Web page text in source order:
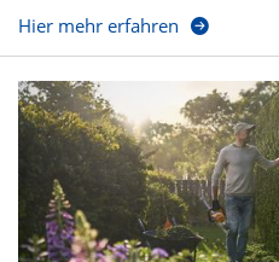
Hier mehr erfahren